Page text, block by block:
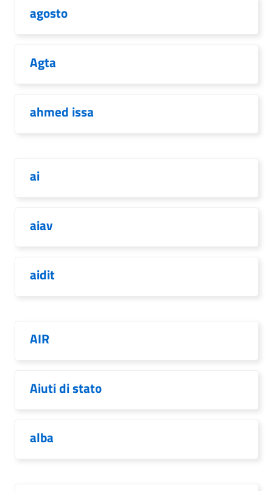
agosto
Agta
ahmed issa
ai
aiav
aidit
AIR
Aiuti di stato
alba